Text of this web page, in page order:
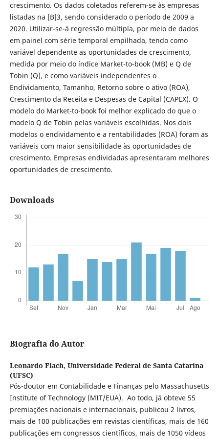
crescimento. Os dados coletados referem-se às empresas
listadas na [B]3, sendo considerado o período de 2009 a
2020. Utilizar-se-á regressão múltipla, por meio de dados
em painel com série temporal empilhada, tendo como
variável dependente as oportunidades de crescimento,
medida por meio do índice Market-to-book (MB) e Q de
Tobin (Q), e como variáveis independentes o
Endividamento, Tamanho, Retorno sobre o ativo (ROA),
Crescimento da Receita e Despesas de Capital (CAPEX). O
modelo do Market-to-book foi melhor explicado do que o
modelo Q de Tobin pelas variáveis escolhidas. Nos dois
modelos o endividamento e a rentabilidades (ROA) foram as
variáveis com maior sensibilidade às oportunidades de
crescimento. Empresas endividadas apresentaram melhores
oportunidades de crescimento.
Downloads
Biografia do Autor
Leonardo Flach, Universidade Federal de Santa Catarina
(UFSC)
Pós-doutor em Contabilidade e Finanças pelo Massachusetts
Institute of Technology (MIT/EUA). Ao todo, já obteve 55
premiações nacionais e internacionais, publicou 2 livros,
mais de 100 publicações em revistas científicas, mais de 160
publicações em congressos científicos, mais de 1050 vídeos